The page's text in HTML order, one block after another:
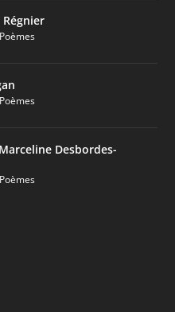
Poèmes
Poèmes
Desbordes-
Poèmes